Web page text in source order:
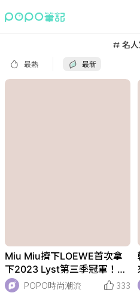
名
最熱 最新
Miu Miu擠下LOEWE首次拿
下2023 Lyst第三季冠軍！精
選5樣必買單品，張員瑛同款
包賣到斷貨！
POPO時尚潮流 333